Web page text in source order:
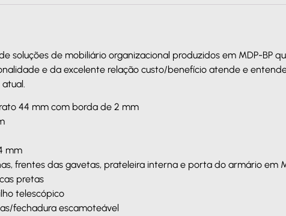
soluções de mobiliário organizacional produzidos em MDP-BP
e da excelente relação custo/benefício atende e
44 mm com borda de 2 mm
mm
frentes das gavetas, prateleira interna e porta do armário em
pretas
telescópico
fechadura escamoteável